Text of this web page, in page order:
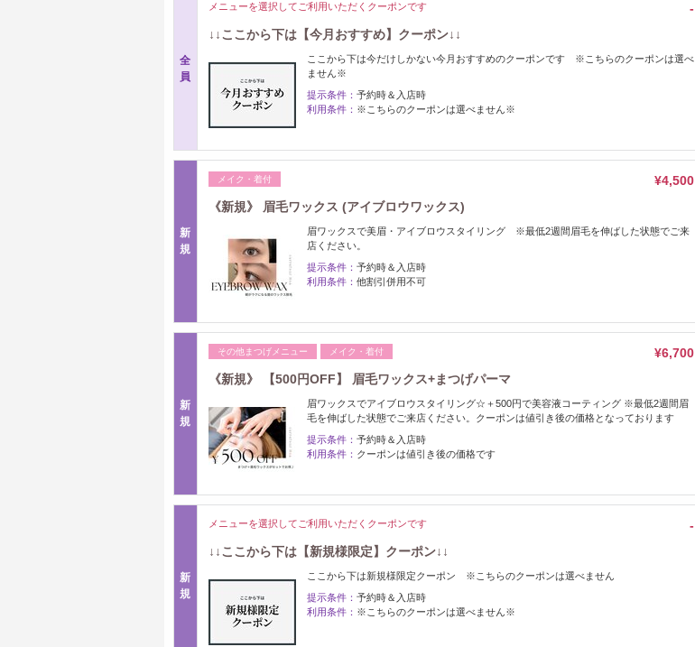
全
員
メニューを選択してご利用いただくクーポンです
‐
↓↓ここから下は【今月おすすめ】クーポン↓↓
ここから下は今だけしかない今月おすすめのクーポンです ※こちらのクーポンは選べ
ません※
提示条件： 予約時＆入店時
利用条件： ※こちらのクーポンは選べません※
新
規
メイク・着付
¥4,500
《新規》 眉毛ワックス (アイブロウワックス)
眉ワックスで美眉・アイブロウスタイリング ※最低2週間眉毛を伸ばした状態でご来
店ください。
提示条件： 予約時＆入店時
利用条件： 他割引併用不可
新
規
その他まつげメニュー メイク・着付
¥6,700
《新規》 【500円OFF】 眉毛ワックス+まつげパーマ
眉ワックスでアイブロウスタイリング☆＋500円で美容液コーティング ※最低2週間眉
毛を伸ばした状態でご来店ください。クーポンは値引き後の価格となっております
提示条件： 予約時＆入店時
利用条件： クーポンは値引き後の価格です
新
規
メニューを選択してご利用いただくクーポンです
‐
↓↓ここから下は【新規様限定】クーポン↓↓
ここから下は新規様限定クーポン ※こちらのクーポンは選べません
提示条件： 予約時＆入店時
利用条件： ※こちらのクーポンは選べません※